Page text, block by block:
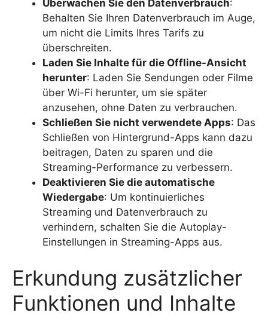
Überwachen Sie den Datenverbrauch:
Behalten Sie Ihren Datenverbrauch im Auge,
um nicht die Limits Ihres Tarifs zu
überschreiten.
Laden Sie Inhalte für die Offline-Ansicht
herunter: Laden Sie Sendungen oder Filme
über Wi-Fi herunter, um sie später
anzusehen, ohne Daten zu verbrauchen.
Schließen Sie nicht verwendete Apps: Das
Schließen von Hintergrund-Apps kann dazu
beitragen, Daten zu sparen und die
Streaming-Performance zu verbessern.
Deaktivieren Sie die automatische
Wiedergabe: Um kontinuierliches
Streaming und Datenverbrauch zu
verhindern, schalten Sie die Autoplay-
Einstellungen in Streaming-Apps aus.
Erkundung zusätzlicher
Funktionen und Inhalte